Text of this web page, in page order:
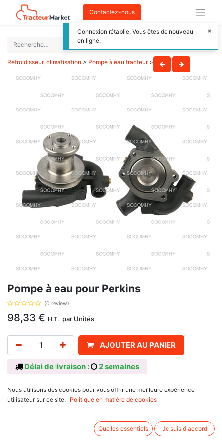
Contactez-nous
Refroidisseur, climatisation > Pompe à eau tracteur>
Pompe à eau pour Perkins
(0 review)
98,33 € H.T. par Unités
AJOUTER AU PANIER
Délai de livraison : 2 semaines
Référence d'origine U5MW0181
Nous utilisons des cookies pour vous offrir une meilleure expérience
utilisateur sur ce site.
Politique en matière de cookies
Que les essentiels Je suis d'accord
Connexion rétablie. Vous êtes de nouveau
en ligne.